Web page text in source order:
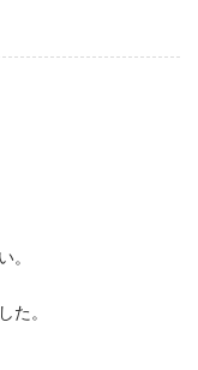
。
た。